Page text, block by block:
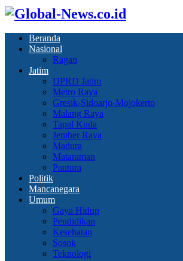
Beranda
Nasional
Ragan
Jatim
DPRD Jatim
Metro Raya
Gresik-Sidoarjo-Mojokerto
Malang Raya
Tapal Kuda
Jember Raya
Madura
Mataraman
Pantura
Politik
Mancanegara
Umum
Gaya Hidup
Pendidikan
Kesehatan
Sosok
Teknologi